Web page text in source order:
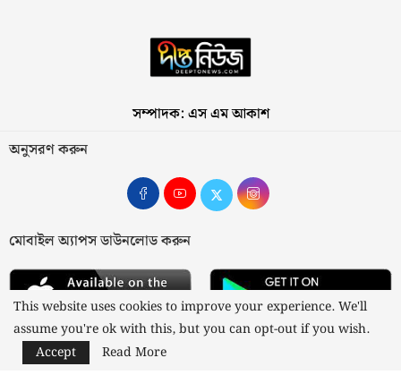
সম্পাদক: এস এম আকাশ
অনুসরণ করুন
মোবাইল অ্যাপস ডাউনলোড করুন
This website uses cookies to improve your experience. We'll
assume you're ok with this, but you can opt-out if you wish.
Accept
Read More